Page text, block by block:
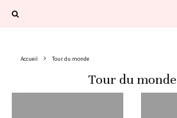
Accueil Tour du monde
Tour du monde